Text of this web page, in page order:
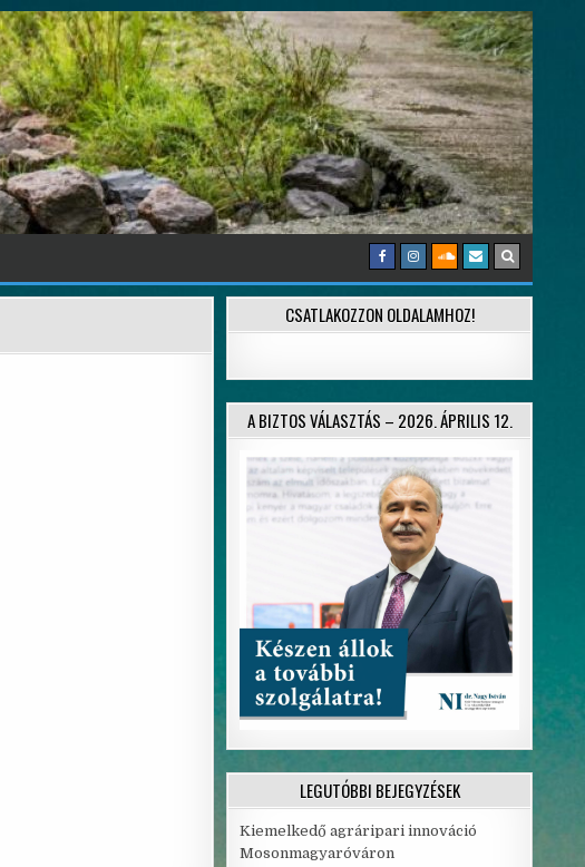
CSATLAKOZZON OLDALAMHOZ!
A BIZTOS VÁLASZTÁS – 2026. ÁPRILIS 12.
LEGUTÓBBI BEJEGYZÉSEK
Kiemelkedő agráripari innováció
Mosonmagyaróváron